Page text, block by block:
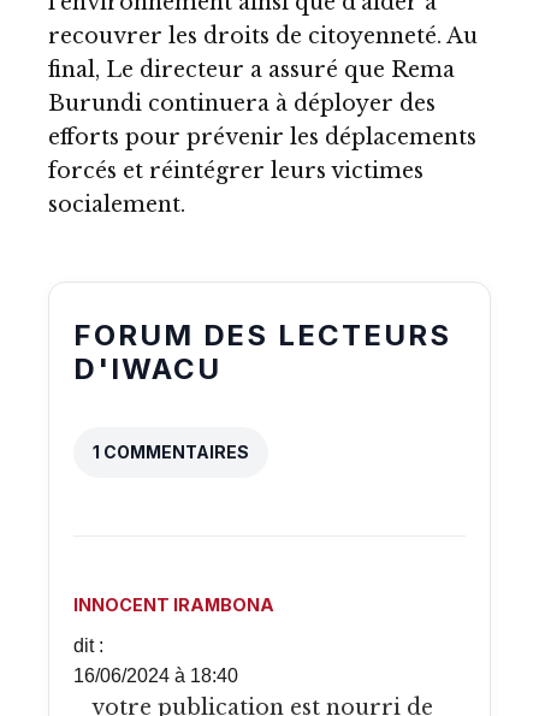
recouvrer les droits de citoyenneté. Au
final, Le directeur a assuré que Rema
Burundi continuera à déployer des
efforts pour prévenir les déplacements
forcés et réintégrer leurs victimes
socialement.
FORUM DES LECTEURS
D'IWACU
1 COMMENTAIRES
INNOCENT IRAMBONA
dit :
16/06/2024 à 18:40
votre publication est nourri de